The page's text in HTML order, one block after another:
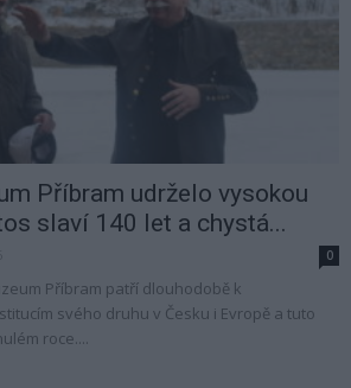
Příbram udrželo vysokou
slaví 140 let a chystá...
0
Příbram patří dlouhodobě k
svého druhu v Česku i Evropě a tuto
roce....